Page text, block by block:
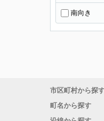
南向き
市区町村から探
町名から探す